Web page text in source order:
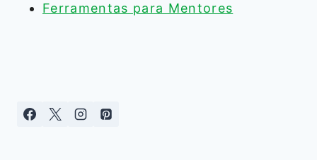
Ferramentas para Mentores